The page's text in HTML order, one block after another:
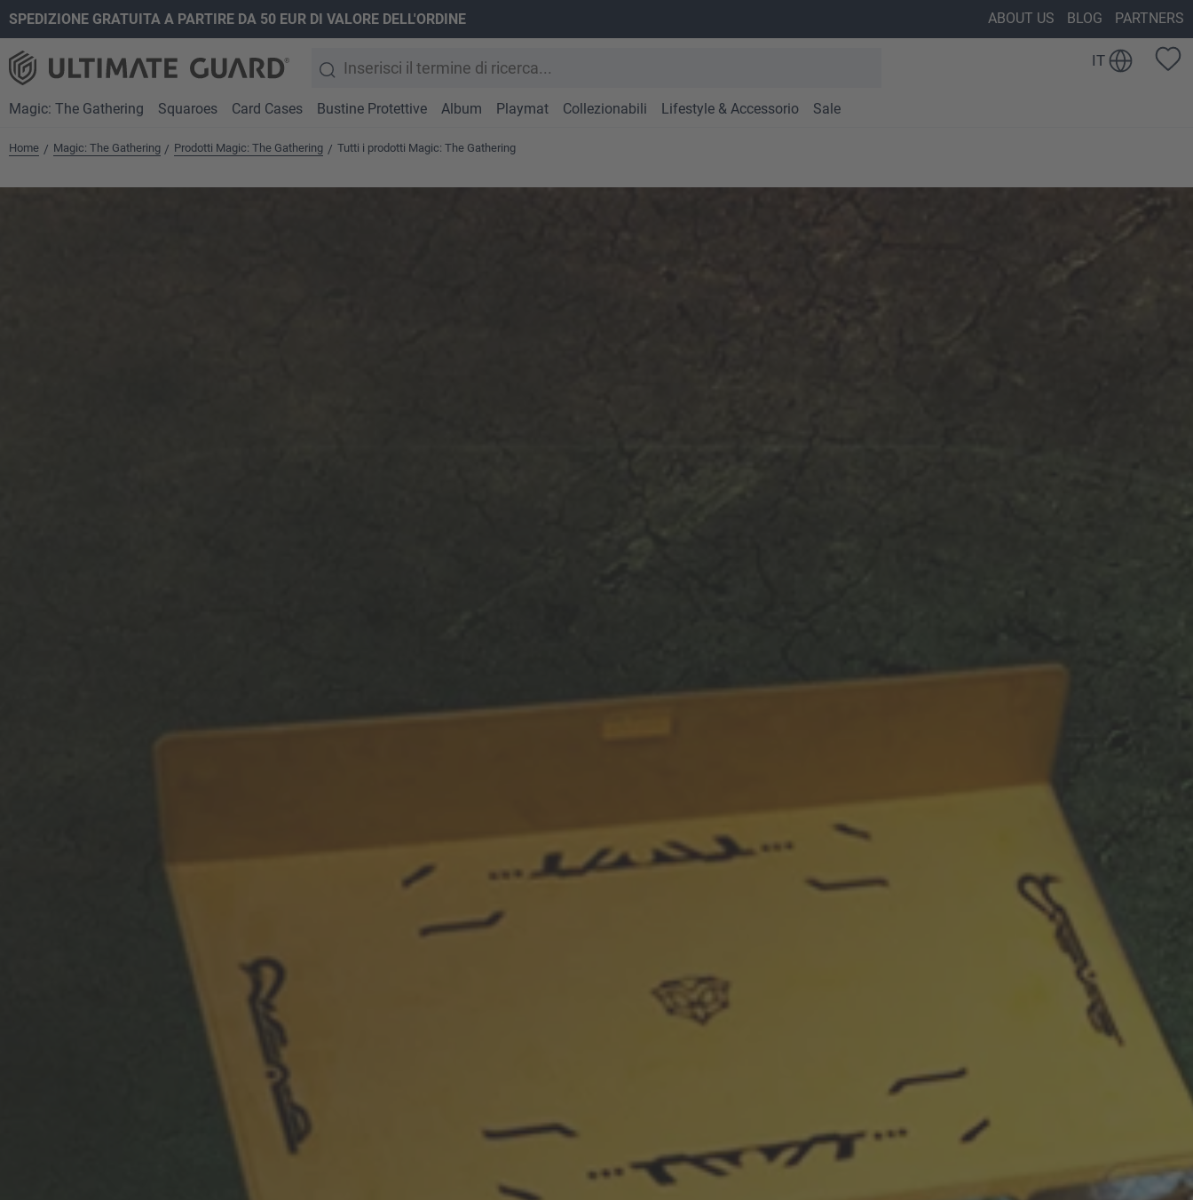
Passa alla navigazione principale
SPEDIZIONE GRATUITA A PARTIRE DA 50 EUR DI VALORE DELL'ORDINE ABOUT US BLOG PARTNERS
IT
Magic: The Gathering Squaroes Card Cases Bustine Protettive Album Playmat Collezionabili Lifestyle & Accessorio Sale
Home / Magic: The Gathering / Prodotti Magic: The Gathering / Tutti i prodotti Magic: The Gathering